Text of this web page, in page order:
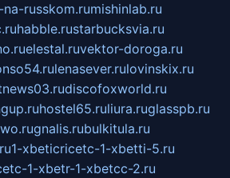
russkom.rumishinlab.ru
habble.rustarbucksvia.ru
elestal.ruvektor-doroga.ru
lenasever.rulovinskix.ru
discofoxworld.ru
hostel65.ruliura.ruglasspb.ru
gnalis.rubulkitula.ru
1-xbeticricetc-1-xbetti-5.ru
1-xbetr-1-xbetcc-2.ru